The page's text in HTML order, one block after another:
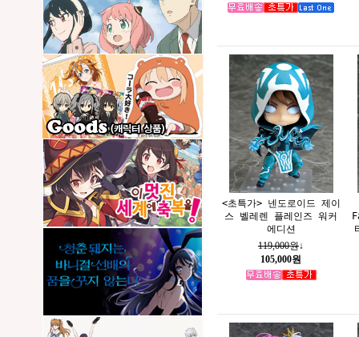
<초특가> 넨도로이드 제이
스 벨레렌 플레인즈 워커
에디션
119,000원↓
105,000원